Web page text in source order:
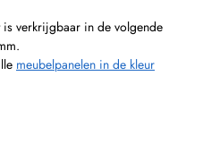
verkrijgbaar in de volgende
meubelpanelen in de kleur